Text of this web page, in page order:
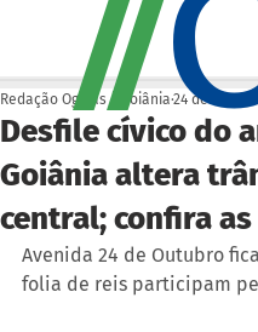
Desfile cívico do
Goiânia altera
central; confira
Redação Ogoiás | Goiânia 24 de out.
Avenida 24 de Outubro
folia de reis participam